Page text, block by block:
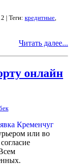
| Теги: кредитные
Читать далее...
онлайн
или во